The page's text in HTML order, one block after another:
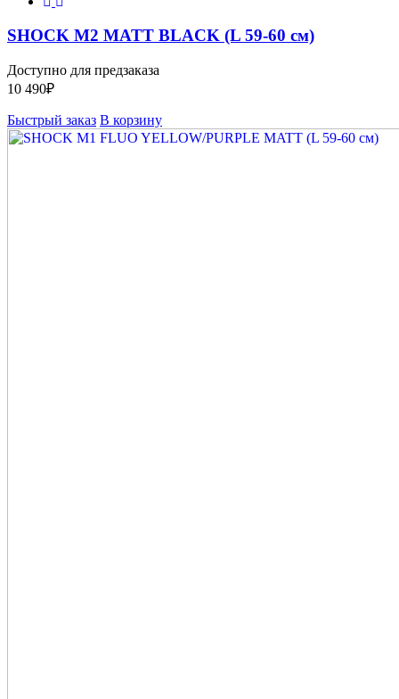
SHOCK M2 MATT BLACK (L 59-60 см)
Доступно для предзаказа
10 490₽
Быстрый заказ В корзину